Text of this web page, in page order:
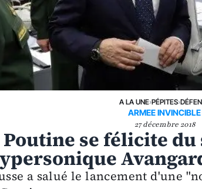
A LA UNE›PÉPITES›
ARMEE INVINCIBLE
27 décembre 2018
se félicite du
a salué le lancement d'une